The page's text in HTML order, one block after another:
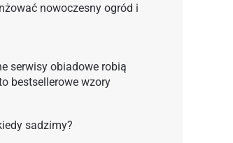
nowoczesny ogród i
serwisy obiadowe robią
bestsellerowe wzory
sadzimy?